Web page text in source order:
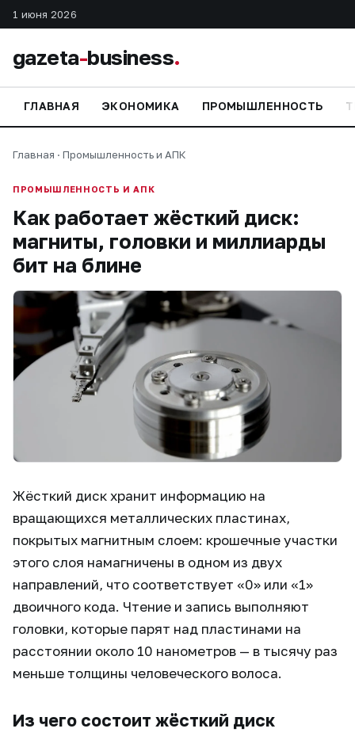
1 июня 2026
gazeta-business.
ГЛАВНАЯ ЭКОНОМИКА ПРОМЫШЛЕННОСТЬ
Главная · Промышленность и АПК
ПРОМЫШЛЕННОСТЬ И АПК
Как работает жёсткий диск:
магниты, головки и миллиарды
бит на блине
Жёсткий диск хранит информацию на
вращающихся металлических пластинах,
покрытых магнитным слоем: крошечные участки
этого слоя намагничены в одном из двух
направлений, что соответствует «0» или «1»
двоичного кода. Чтение и запись выполняют
головки, которые парят над пластинами на
расстоянии около 10 нанометров — в тысячу раз
меньше толщины человеческого волоса.
Из чего состоит жёсткий диск